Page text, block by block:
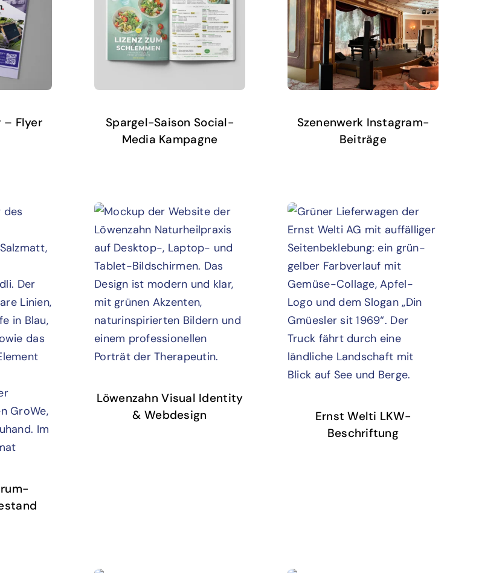
– Flyer
Spargel-Saison Social-
Media Kampagne
Szenenwerk Instagram-
Beiträge
Löwenzahn Visual Identity
& Webdesign
Ernst Welti LKW-
Beschriftung